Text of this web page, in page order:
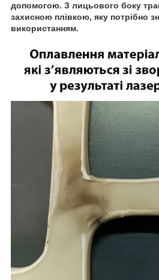
допомогою. З лицьового боку
захисною плівкою, яку потрібно
використанням.